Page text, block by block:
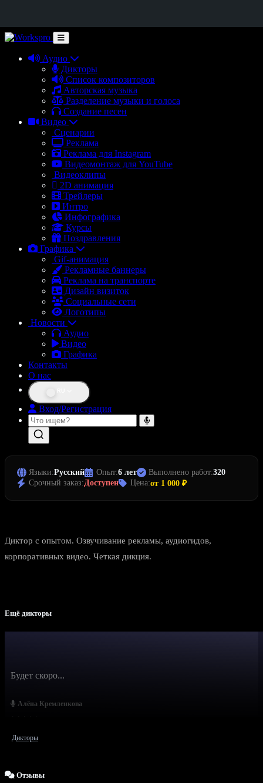
Аудио
Дикторы
Список композиторов
Авторская музыка
Разделение музыки и голоса
Создание песен
Видео
Сценарии
Реклама
Реклама для Instagram
Видеомонтаж для YouTube
Видеоклипы
2D анимация
Трейлеры
Интро
Инфографика
Курсы
Поздравления
Графика
Gif-анимация
Рекламные баннеры
Реклама на транспорте
Дизайн визиток
Социальные сети
Логотипы
Новости
Аудио
Видео
Графика
Контакты
О нас
Вход/Регистрация
Языки:Русский Опыт:6 лет Выполнено работ:320
Срочный заказ:Доступен Цена:от 1 000 ₽
Диктор с опытом. Озвучивание рекламы, аудиогидов,
корпоративных видео. Четкая дикция.
Ещё дикторы
Алёна Кремленкова
Будет скоро...
Дикторы
Отзывы